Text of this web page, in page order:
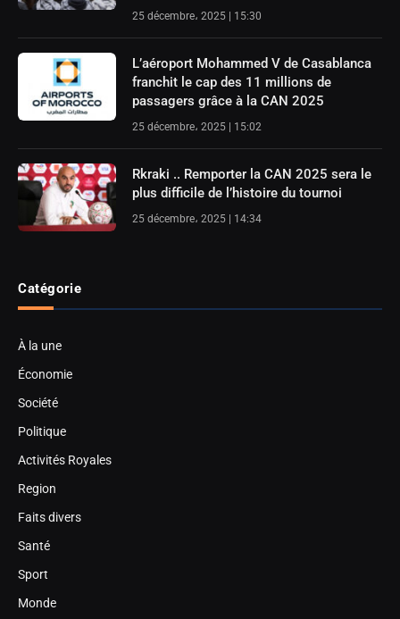
25 décembre، 2025 | 15:30
L’aéroport Mohammed V de Casablanca
franchit le cap des 11 millions de
passagers grâce à la CAN 2025
25 décembre، 2025 | 15:02
Rkraki .. Remporter la CAN 2025 sera le
plus difficile de l’histoire du tournoi
25 décembre، 2025 | 14:34
Catégorie
À la une
Économie
Société
Politique
Activités Royales
Region
Faits divers
Santé
Sport
Monde